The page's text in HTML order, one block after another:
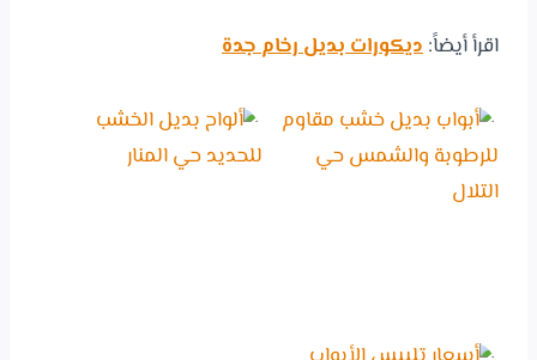
اقرأ أيضاً:ديكورات بديل رخام جدة